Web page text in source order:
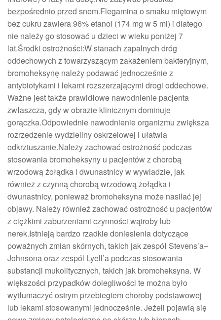
bezpośrednio przed snem.Flegamina o smaku miętowym
bez cukru zawiera 96% etanol (174 mg w 5 ml) i dlatego
nie należy go stosować u dzieci w wieku poniżej 7
lat.Środki ostrożności:W stanach zapalnych dróg
oddechowych z towarzyszącym zakażeniem bakteryjnym,
bromoheksynę należy podawać jednocześnie z
antybiotykami i lekami rozszerzającymi drogi oddechowe.
Ważne jest także prawidłowe nawodnienie pacjenta
zwłaszcza, gdy w obrazie klinicznym dominuje
gorączka.Odpowiednie nawodnienie organizmu zwiększa
rozrzedzenie wydzieliny oskrzelowej i ułatwia
odkrztuszanie.Należy zachować ostrożność podczas
stosowania bromoheksyny u pacjentów z chorobą
wrzodową żołądka i dwunastnicy w wywiadzie, jak
również z czynną chorobą wrzodową żołądka i
dwunastnicy, ponieważ bromoheksyna może nasilać jej
objawy. Należy również zachować ostrożność u pacjentów
z ciężkimi zaburzeniami czynności wątroby lub
nerek.Istnieją bardzo rzadkie doniesienia dotyczące
poważnych zmian skórnych, takich jak zespół Stevens’a–
Johnsona oraz zespól Lyell’a podczas stosowania
substancji mukolitycznych, takich jak bromoheksyna. W
większości przypadków dolegliwości te można było
wytłumaczyć ostrym przebiegiem choroby podstawowej
lub lekami stosowanymi jednocześnie. Jeżeli pojawią się